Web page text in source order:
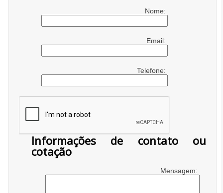
Nome:
Email:
Telefone:
Informações de contato ou
cotação
Mensagem: